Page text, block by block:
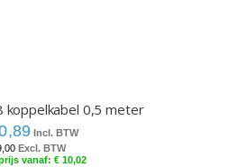
koppelkabel 0,5 meter
€ 10,02